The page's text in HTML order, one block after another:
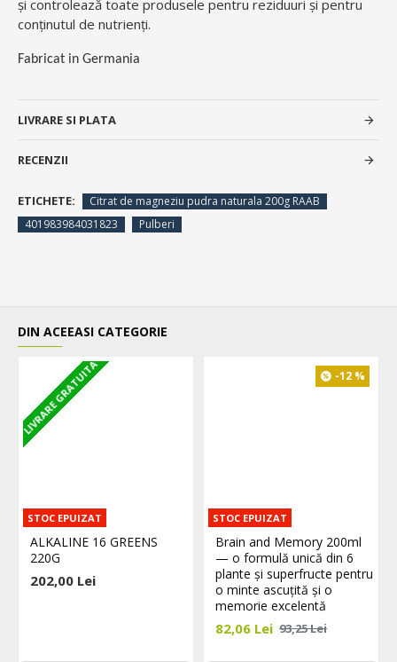
și controlează toate produsele pentru reziduuri și pentru
conținutul de nutrienți.
Fabricat in Germania
LIVRARE SI PLATA
RECENZII
ETICHETE:
Citrat de magneziu pudra naturala 200g RAAB
401983984031823
Pulberi
DIN ACEEASI CATEGORIE
LIVRARE GRATUITA
STOC EPUIZAT
ALKALINE 16 GREENS
220G
202,00 Lei
-12 %
STOC EPUIZAT
Brain and Memory 200ml
— o formulă unică din 6
plante și superfructe pentru
o minte ascuțită și o
memorie excelentă
82,06 Lei 93,25 Lei